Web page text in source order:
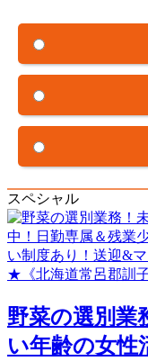
スペシャル
野菜の選別業
い年齢の女性